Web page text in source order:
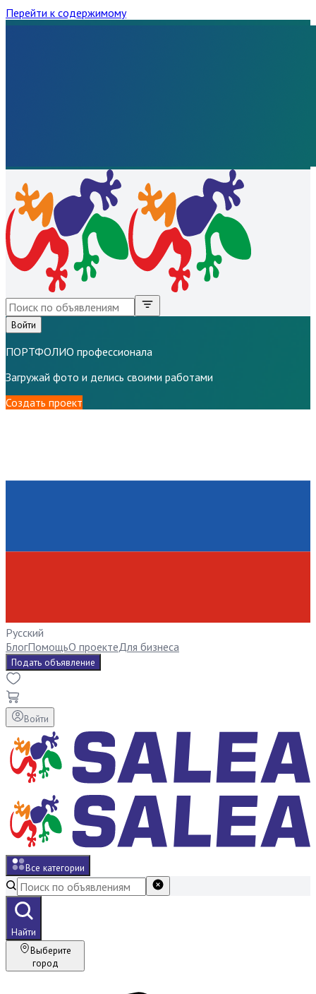
Перейти к содержимому
Войти
ПОРТФОЛИО профессионала
Загружай фото и делись своими работами
Создать проект
Русский
БлогПомощьО проектеДля бизнеса
Подать объявление
Войти
Все категории
Найти
Выберите
город